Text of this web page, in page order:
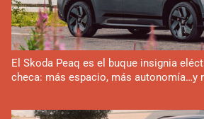
El Skoda Peaq es el buque insignia
checa: más espacio, más autonomía…y